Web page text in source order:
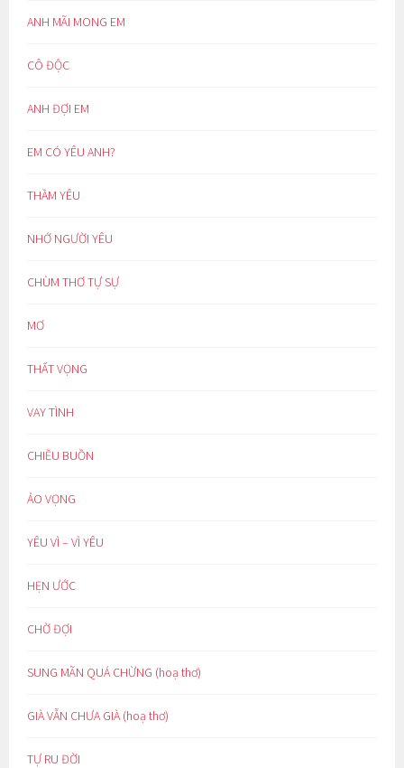
ANH MÃI MONG EM
CÔ ĐỘC
ANH ĐỢI EM
EM CÓ YÊU ANH?
THẦM YÊU
NHỚ NGƯỜI YÊU
CHÙM THƠ TỰ SỰ
MƠ
THẤT VỌNG
VAY TÌNH
CHIỀU BUỒN
ẢO VỌNG
YÊU VÌ – VÌ YÊU
HẸN ƯỚC
CHỜ ĐỢI
SUNG MÃN QUÁ CHỪNG (hoạ thơ)
GIÀ VẪN CHƯA GIÀ (hoạ thơ)
TỰ RU ĐỜI